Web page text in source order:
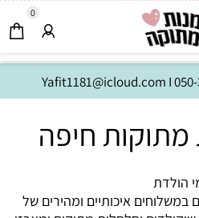
Yafit1181@icloud.com I
0
חיפה
הולדת
איכותיים ומהירים של